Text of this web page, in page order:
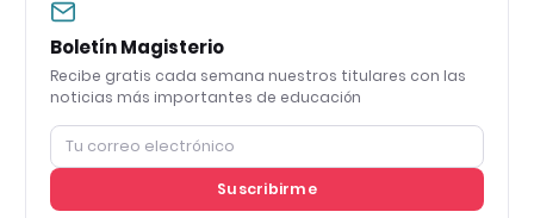
Boletín Magisterio
Recibe gratis cada semana nuestros titulares con las
noticias más importantes de educación
Suscribirme